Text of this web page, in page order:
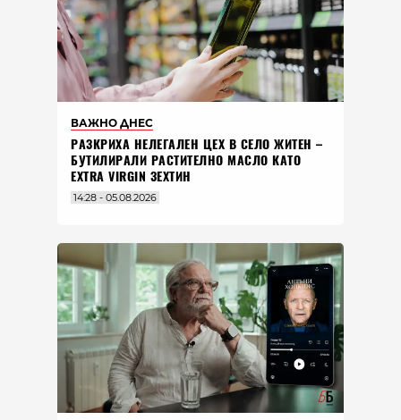
ВАЖНО ДНЕС
РАЗКРИХА НЕЛЕГАЛЕН ЦЕХ В СЕЛО ЖИТЕН –
БУТИЛИРАЛИ РАСТИТЕЛНО МАСЛО КАТО
EXTRA VIRGIN ЗЕХТИН
14:28 - 05.08.2026